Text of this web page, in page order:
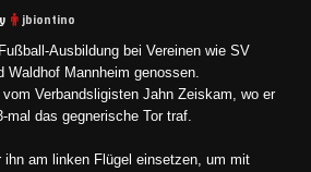
jbiontino
Ausbildung bei Vereinen wie SV
Waldhof Mannheim genossen.
Verbandsligisten Jahn Zeiskam, wo er
mal das gegnerische Tor traf.
ihn am linken Flügel einsetzen, um mit